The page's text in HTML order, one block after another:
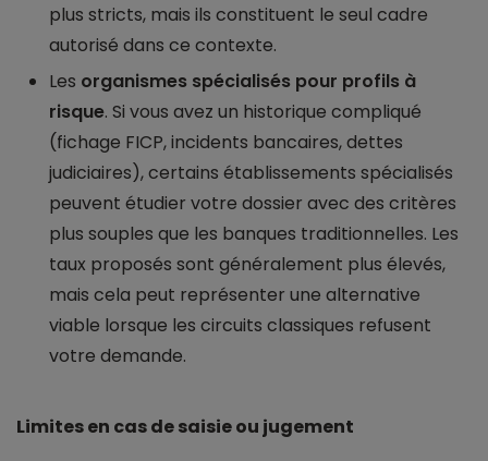
plus stricts, mais ils constituent le seul cadre
autorisé dans ce contexte.
Les organismes spécialisés pour profils à
risque. Si vous avez un historique compliqué
(fichage FICP, incidents bancaires, dettes
judiciaires), certains établissements spécialisés
peuvent étudier votre dossier avec des critères
plus souples que les banques traditionnelles. Les
taux proposés sont généralement plus élevés,
mais cela peut représenter une alternative
viable lorsque les circuits classiques refusent
votre demande.
Limites en cas de saisie ou jugement